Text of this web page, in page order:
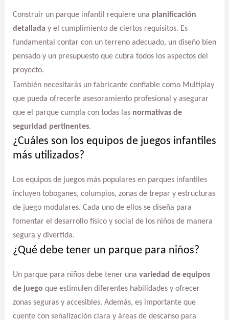
Construir un parque infantil requiere una planificación
detallada y el cumplimiento de ciertos requisitos. Es
fundamental contar con un terreno adecuado, un diseño bien
pensado y un presupuesto que cubra todos los aspectos del
proyecto.
También necesitarás un fabricante confiable como Multiplay
que pueda ofrecerte asesoramiento profesional y asegurar
que el parque cumpla con todas las normativas de
seguridad pertinentes.
¿Cuáles son los equipos de juegos infantiles
más utilizados?
Los equipos de juegos más populares en parques infantiles
incluyen toboganes, columpios, zonas de trepar y estructuras
de juego modulares. Cada uno de ellos se diseña para
fomentar el desarrollo físico y social de los niños de manera
segura y divertida.
¿Qué debe tener un parque para niños?
Un parque para niños debe tener una variedad de equipos
de juego que estimulen diferentes habilidades y ofrecer
zonas seguras y accesibles. Además, es importante que
cuente con señalización clara y áreas de descanso para